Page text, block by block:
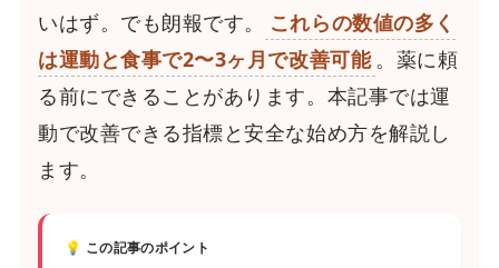
いはず。でも朗報です。
これらの数値の多く
は運動と食事で2〜3ヶ月で改善可能 。薬に頼
る前にできることがあります。本記事では運
動で改善できる指標と安全な始め方を解説し
ます。
💡 この記事のポイント